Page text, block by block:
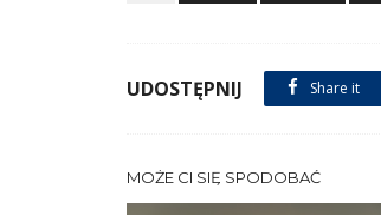
UDOSTĘPNIJ Share it
MOŻE CI SIĘ SPODOBAĆ